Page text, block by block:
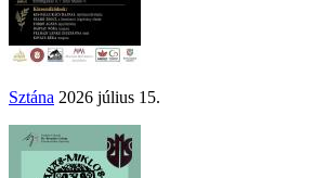
Sztána 2026 július 15.